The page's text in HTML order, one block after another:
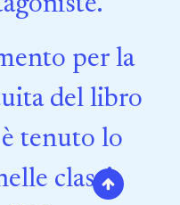
per la
del libro
tenuto lo
classi